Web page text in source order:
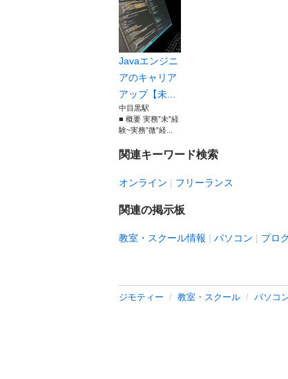
Javaエンジニ
アのキャリア
アップ【未...
中目黒駅
■ 概要 実務”未”経
験~実務”微”経...
関連キーワード検索
オンライン フリーランス
関連の掲示板
教室・スクール情報 パソコン プロ
ジモティー 教室・スクール パソコ